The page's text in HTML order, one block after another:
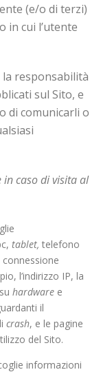
(e/o di terzi)
in cui l’utente
la responsabilità
sul Sito, e
di comunicarli o
caso di visita al
tablet, telefono
l’indirizzo IP, la
hardwaree
il
crash, e le pagine
del Sito.
informazioni